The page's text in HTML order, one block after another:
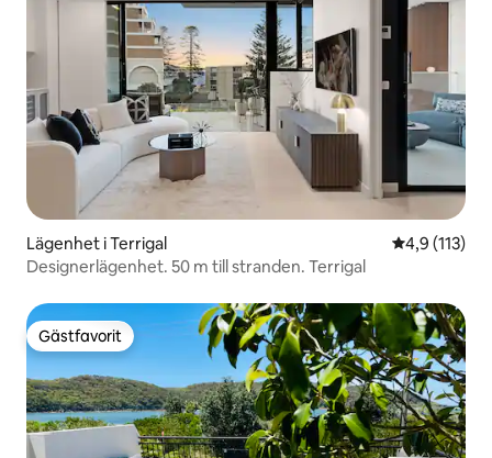
Lägenhet i Terrigal 4,9 av 5 i
4,9 (113)
Designerlägenhet. 50 m till stranden. Terrigal
Gästfavorit
Gästfavorit